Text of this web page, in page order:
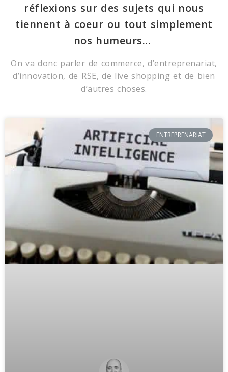
réflexions sur des sujets qui nous
tiennent à coeur ou tout simplement
nos humeurs…
On va donc parler de commerce, d’entreprenariat,
d’innovation, de RSE, de live shopping et de bien
d’autres choses.
ENTREPRENARIAT